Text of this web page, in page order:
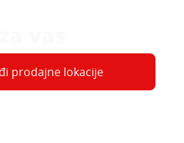
prodajne lokacije